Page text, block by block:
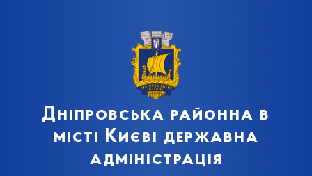
Дніпровська районна в
місті Києві державна
адміністрація